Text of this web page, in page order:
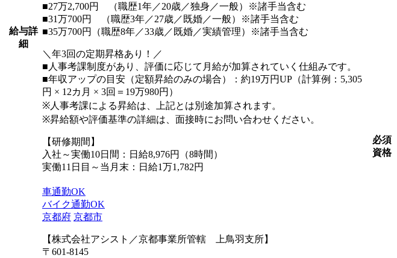
給与詳
細
■27万2,700円 （職歴1年／20歳／独身／一般）※諸手当含む
■31万700円 （職歴3年／27歳／既婚／一般）※諸手当含む
■35万700円（職歴8年／33歳／既婚／実績管理）※諸手当含む
＼年3回の定期昇格あり！／
■人事考課制度があり、評価に応じて月給が加算されていく仕組みです。
■年収アップの目安（定額昇給のみの場合）：約19万円UP（計算例：5,305
円 × 12カ月 × 3回＝19万980円）
※人事考課による昇給は、上記とは別途加算されます。
※昇給額や評価基準の詳細は、面接時にお問い合わせください。
【研修期間】
入社～実働10日間：日給8,976円（8時間）
実働11日目～当月末：日給1万1,782円
車通勤OK
バイク通勤OK
京都府 京都市
【株式会社アシスト／京都事業所管轄 上鳥羽支所】
〒601-8145
必須
資格